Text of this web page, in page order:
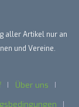
aller Artikel nur an
und Vereine.
Über uns